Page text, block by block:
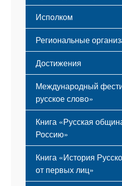
Исполком
Региональные
Достижения
Международный
русское слово»
Книга «Русская
Россию»
Книга «История
от первых лиц»